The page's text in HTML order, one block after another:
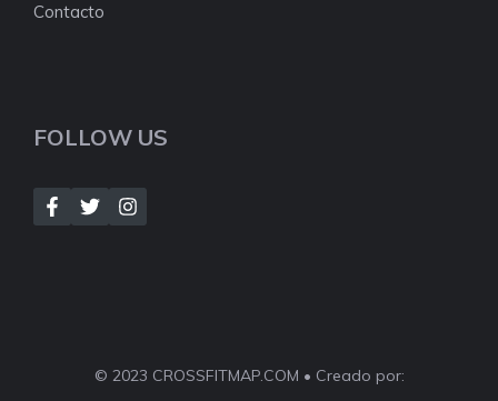
Contacto
FOLLOW US
© 2023 CROSSFITMAP.COM • Creado por: